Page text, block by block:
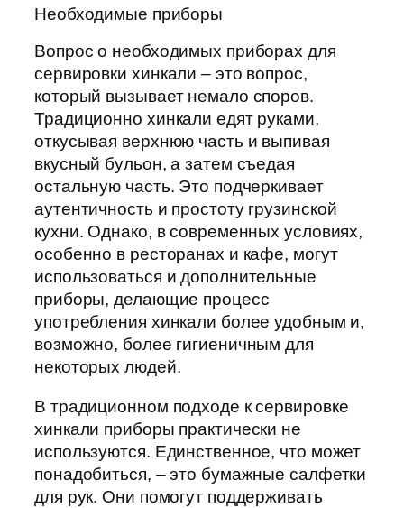
Необходимые приборы
Вопрос о необходимых приборах для
сервировки хинкали – это вопрос,
который вызывает немало споров.
Традиционно хинкали едят руками,
откусывая верхнюю часть и выпивая
вкусный бульон, а затем съедая
остальную часть. Это подчеркивает
аутентичность и простоту грузинской
кухни. Однако, в современных условиях,
особенно в ресторанах и кафе, могут
использоваться и дополнительные
приборы, делающие процесс
употребления хинкали более удобным и,
возможно, более гигиеничным для
некоторых людей.
В традиционном подходе к сервировке
хинкали приборы практически не
используются. Единственное, что может
понадобиться, – это бумажные салфетки
для рук. Они помогут поддерживать